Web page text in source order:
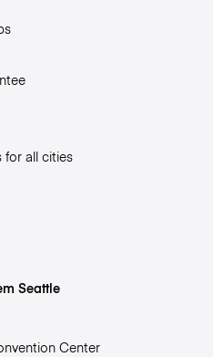
for all cities
Seattle
Center